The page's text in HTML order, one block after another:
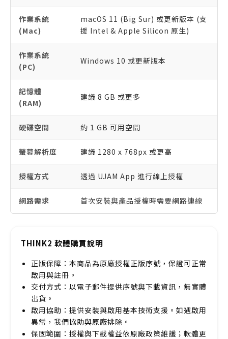
作業系統
(Mac)
macOS 11 (Big Sur) 或更新版本 (支
援 Intel & Apple Silicon 原生)
作業系統
(PC)
Windows 10 或更新版本
記憶體
(RAM)
建議 8 GB 或更多
硬碟空間 約 1 GB 可用空間
螢幕解析度 建議 1280 x 768px 或更高
授權方式 透過 UJAM App 進行線上授權
網路需求 首次安裝與產品授權時需要網路連線
THINK2 軟體購買說明
正版保障：本商品為原廠授權正版序號，保證可正常
啟用與註冊。
交付方式：以電子郵件提供序號與下載資訊，無實體
出貨。
啟用協助：提供安裝與啟用基本技術支援。如遇啟用
異常，我們協助與原廠排除。
保固範圍：授權與下載權益依原廠政策維護；軟體更